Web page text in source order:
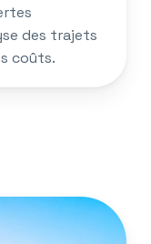
des trajets
coûts.